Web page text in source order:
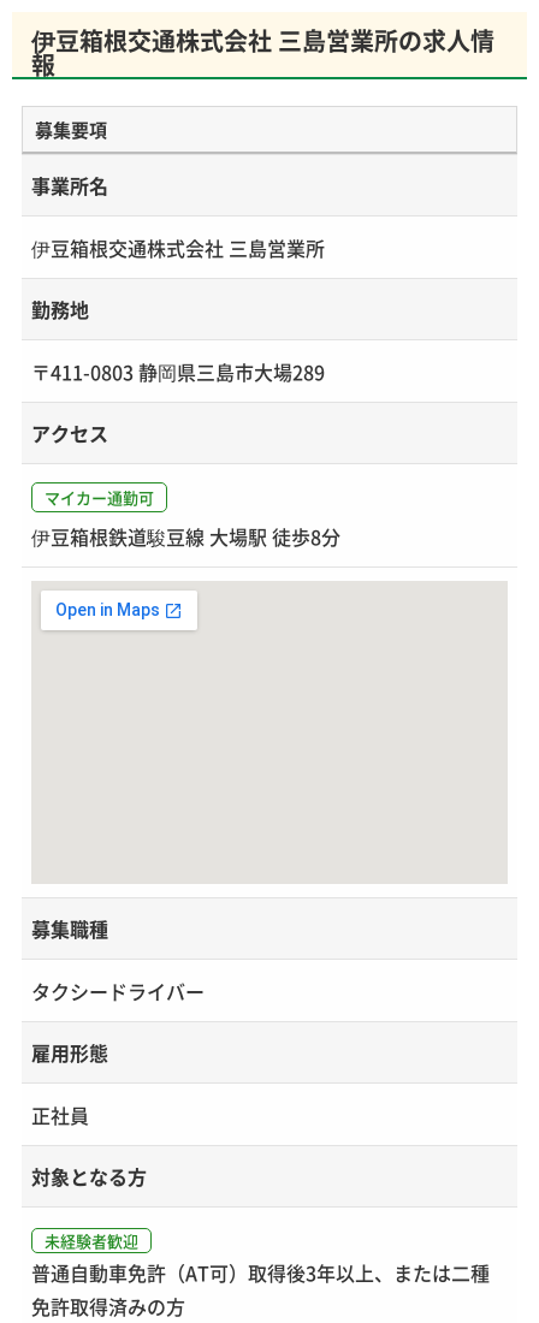
伊豆箱根交通株式会社 三島営業所の求人情
報
募集要項
事業所名
伊豆箱根交通株式会社 三島営業所
勤務地
〒411-0803 静岡県三島市大場289
アクセス
マイカー通勤可
伊豆箱根鉄道駿豆線 大場駅 徒歩8分
募集職種
タクシードライバー
雇用形態
正社員
対象となる方
未経験者歓迎
普通自動車免許（AT可）取得後3年以上、または二種
免許取得済みの方